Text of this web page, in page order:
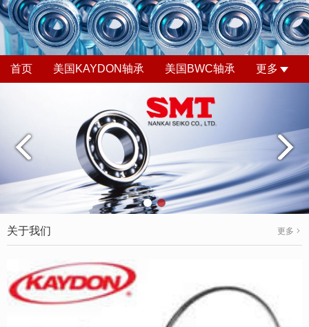
首页 美国KAYDON轴承 美国BWC轴承 更多
关于我们 更多